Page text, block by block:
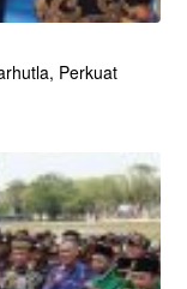
Perkuat